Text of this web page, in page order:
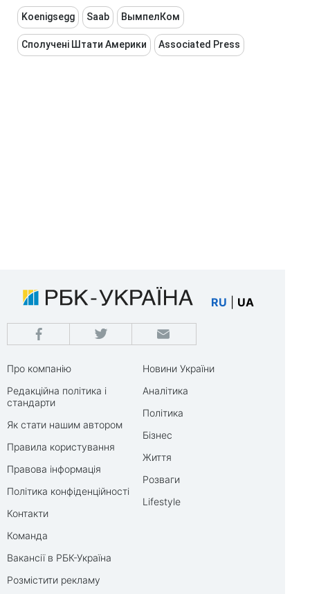
Koenigsegg Saab ВымпелКом
Сполучені Штати Америки Associated Press
RU UA
Про компанію
Редакційна політика і
стандарти
Як стати нашим автором
Правила користування
Правова інформація
Політика конфіденційності
Контакти
Команда
Вакансії в РБК-Україна
Розмістити рекламу
Новини України
Аналітика
Політика
Бізнес
Життя
Розваги
Lifestyle